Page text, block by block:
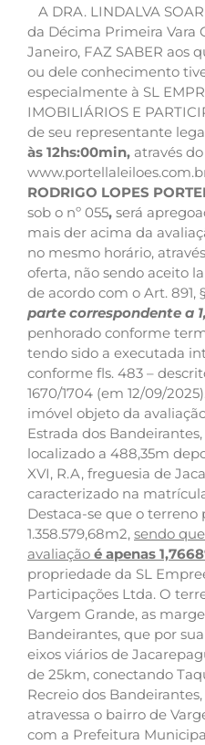
A DRA. LINDALVA
da Décima Primeira Vara
Janeiro, FAZ SABER aos
ou dele conhecimento
especialmente à SL
IMOBILIÁRIOS E
de seu representante
às 12hs:00min, através
RODRIGO LOPES
sob o nº 055, será
mais der acima da
no mesmo horário,
oferta, não sendo aceito
de acordo com o Art. 891,
parte correspondente a
penhorado conforme
tendo sido a executada
conforme fls. 483 –
1670/1704 (em 12/09/
imóvel objeto da
Estrada dos Bandeirantes,
localizado a 488,35m
XVI, R.A, freguesia de
caracterizado na
Destaca-se que o
1.358.579,68m2, sendo
avaliação é apenas
propriedade da SL
Participações Ltda. O
Vargem Grande, as
Bandeirantes, que por
eixos viários de
de 25km, conectando
Recreio dos
atravessa o bairro de
com a Prefeitura